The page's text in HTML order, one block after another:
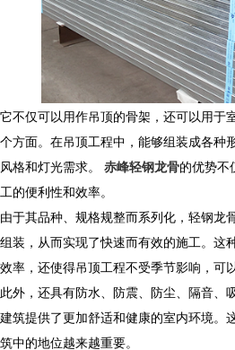
它不仅可以用作吊顶的骨架，还可以用于
个方面。在吊顶工程中，能够组装成各种
风格和灯光需求。 赤峰轻钢龙骨的优势不
工的便利性和效率。
由于其品种、规格规整而系列化，轻钢龙
组装，从而实现了快速而有效的施工。这
效率，还使得吊顶工程不受季节影响，可
此外，还具有防水、防震、防尘、隔音、
建筑提供了更加舒适和健康的室内环境。
筑中的地位越来越重要。